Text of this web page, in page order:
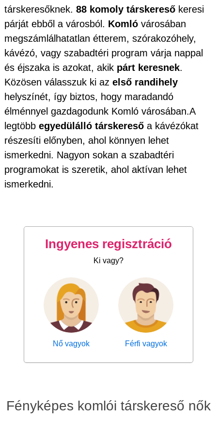
társkeresőknek. 88 komoly társkereső keresi
párját ebből a városból. Komló városában
megszámlálhatatlan étterem, szórakozóhely,
kávézó, vagy szabadtéri program várja nappal
és éjszaka is azokat, akik párt keresnek.
Közösen válasszuk ki az első randihely
helyszínét, így biztos, hogy maradandó
élménnyel gazdagodunk Komló városában.A
legtöbb egyedülálló társkereső a kávézókat
részesíti előnyben, ahol könnyen lehet
ismerkedni. Nagyon sokan a szabadtéri
programokat is szeretik, ahol aktívan lehet
ismerkedni.
Ingyenes regisztráció
Ki vagy?
Nő vagyok Férfi vagyok
Fényképes komlói társkereső nők